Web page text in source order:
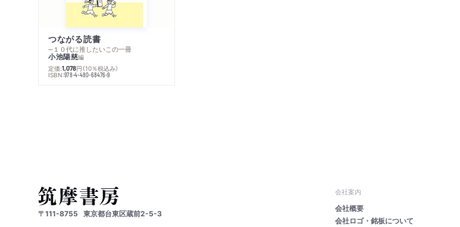
つながる読書
─１０代に推したいこの一冊
小池陽慈編
定価:1,078円 （10％税込み）
ISBN:978-4-480-68476-9
〒111-8755 東京都台東区蔵前2-5-3
会社案内
会社概要
会社ロゴ・銘板について